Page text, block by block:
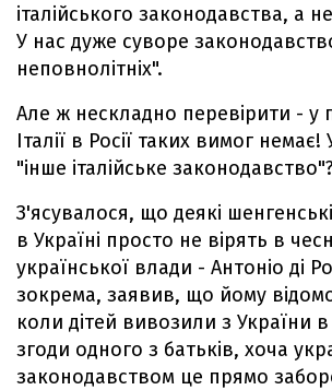
італійського законодавства, а
У нас дуже суворе
неповнолітніх".
Але ж нескладно перевірити - у
Італії в Росії таких вимог немає!
"інше італійське законодавство"?
З'ясувалося, що деякі
в Україні просто не вірять в
української влади - Антоніо ді
зокрема, заявив, що йому
коли дітей вивозили з України в
згоди одного з батьків, хоча
законодавством це прямо